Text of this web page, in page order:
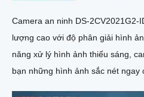
Camera an ninh DS-2CV2021G2-
lượng cao với độ phân giải hình ảnh
năng xử lý hình ảnh thiếu sáng,
bạn những hình ảnh sắc nét ngay